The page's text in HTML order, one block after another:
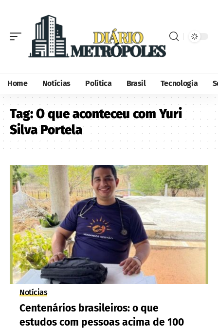
Home Notícias Política Brasil Tecnologia
Tag:O que aconteceu com Yuri
Silva Portela
Notícias
Centenários brasileiros: o que
estudos com pessoas acima de 100